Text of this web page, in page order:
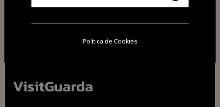
Política de Cookies